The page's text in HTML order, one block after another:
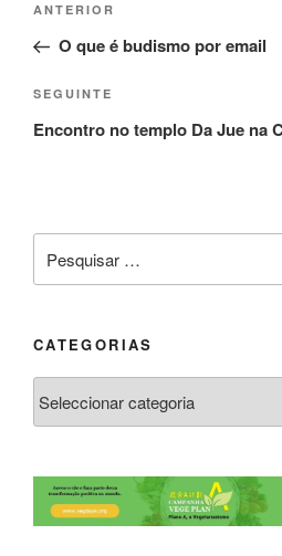
ANTERIOR
O que é budismo por email
SEGUINTE
Encontro no templo Da Jue na
CATEGORIAS